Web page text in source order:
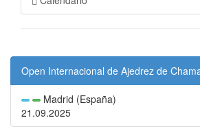
Open Internacional de Ajedrez de
Madrid (España)
21.09.2025